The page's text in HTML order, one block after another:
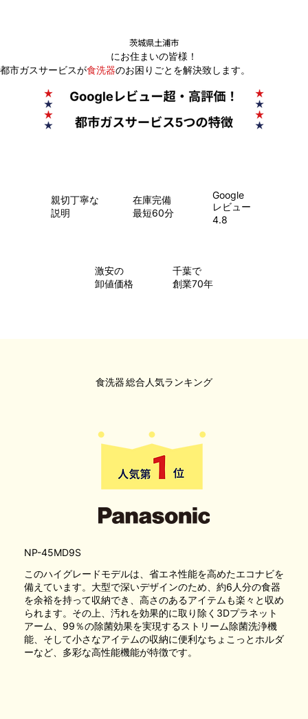
にお住まいの皆様！
茨城県土浦市
都市ガスサービスが食洗器のお困りごとを解決致します。
親切丁寧な
説明
在庫完備
最短60分
Google
レビュー
4.8
​激安の
卸値価格
千葉で
創業70年
総合人気ランキング
食洗器
このハイグレードモデルは、省エネ性能を高めたエコナビを
備えています。大型で深いデザインのため、約6人分の食器
を余裕を持って収納でき、高さのあるアイテムも楽々と収め
られます。その上、汚れを効果的に取り除く3Dプラネット
アーム、99％の除菌効果を実現するストリーム除菌洗浄機
能、そして小さなアイテムの収納に便利なちょこっとホルダ
ーなど、多彩な高性能機能が特徴です。
NP-45MD9S